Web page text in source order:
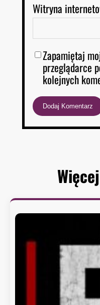
Witryna
Zapamiętaj
przeglądarce
kolejnych